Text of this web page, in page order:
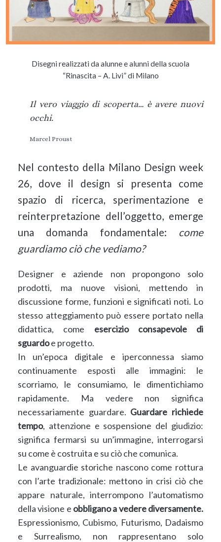
Disegni realizzati da alunne e alunni della scuola
“Rinascita – A. Livi” di Milano
Il vero viaggio di scoperta… è avere nuovi
occhi.
Marcel Proust
Nel contesto della Milano Design week
26, dove il design si presenta come
spazio di ricerca, sperimentazione e
reinterpretazione dell’oggetto, emerge
una domanda fondamentale: come
guardiamo ciò che vediamo?
Designer e aziende non propongono solo
prodotti, ma nuove visioni, mettendo in
discussione forme, funzioni e significati noti. Lo
stesso atteggiamento può essere portato nella
didattica, come esercizio consapevole di
sguardoe progetto.
In un’epoca digitale e iperconnessa siamo
continuamente esposti alle immagini: le
scorriamo, le consumiamo, le dimentichiamo
rapidamente. Ma vedere non significa
necessariamente guardare. Guardare richiede
tempo, attenzione e sospensione del giudizio:
significa fermarsi su un’immagine, interrogarsi
su come è costruita e su ciò che comunica.
Le avanguardie storiche nascono come rottura
con l’arte tradizionale: mettono in crisi ciò che
appare naturale, interrompono l’automatismo
della visione e obbligano a vedere diversamente.
Espressionismo, Cubismo, Futurismo, Dadaismo
e Surrealismo, non rappresentano solo